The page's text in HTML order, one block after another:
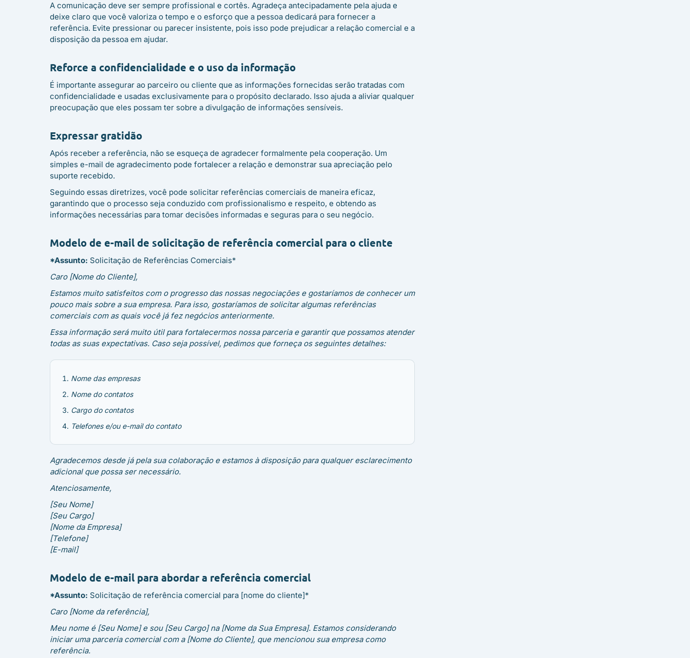
A comunicação deve ser sempre profissional e cortês. Agradeça antecipadamente pela ajuda e
deixe claro que você valoriza o tempo e o esforço que a pessoa dedicará para fornecer a
referência. Evite pressionar ou parecer insistente, pois isso pode prejudicar a relação comercial e a
disposição da pessoa em ajudar.
Reforce a confidencialidade e o uso da informação
É importante assegurar ao parceiro ou cliente que as informações fornecidas serão tratadas com
confidencialidade e usadas exclusivamente para o propósito declarado. Isso ajuda a aliviar qualquer
preocupação que eles possam ter sobre a divulgação de informações sensíveis.
Expressar gratidão
Após receber a referência, não se esqueça de agradecer formalmente pela cooperação. Um
simples e-mail de agradecimento pode fortalecer a relação e demonstrar sua apreciação pelo
suporte recebido.
Seguindo essas diretrizes, você pode solicitar referências comerciais de maneira eficaz,
garantindo que o processo seja conduzido com profissionalismo e respeito, e obtendo as
informações necessárias para tomar decisões informadas e seguras para o seu negócio.
Modelo de e-mail de solicitação de referência comercial para o cliente
*Assunto: Solicitação de Referências Comerciais*
Caro [Nome do Cliente],
Estamos muito satisfeitos com o progresso das nossas negociações e gostaríamos de conhecer um
pouco mais sobre a sua empresa. Para isso, gostaríamos de solicitar algumas referências
comerciais com as quais você já fez negócios anteriormente.
Essa informação será muito útil para fortalecermos nossa parceria e garantir que possamos atender
todas as suas expectativas. Caso seja possível, pedimos que forneça os seguintes detalhes:
Nome das empresas
Nome do contatos
Cargo do contatos
Telefones e/ou e-mail do contato
Agradecemos desde já pela sua colaboração e estamos à disposição para qualquer esclarecimento
adicional que possa ser necessário.
Atenciosamente,
[Seu Nome]
[Seu Cargo]
[Nome da Empresa]
[Telefone]
[E-mail]
Modelo de e-mail para abordar a referência comercial
*Assunto: Solicitação de referência comercial para [nome do cliente]*
Caro [Nome da referência],
Meu nome é [Seu Nome] e sou [Seu Cargo] na [Nome da Sua Empresa]. Estamos considerando
iniciar uma parceria comercial com a [Nome do Cliente], que mencionou sua empresa como
referência.